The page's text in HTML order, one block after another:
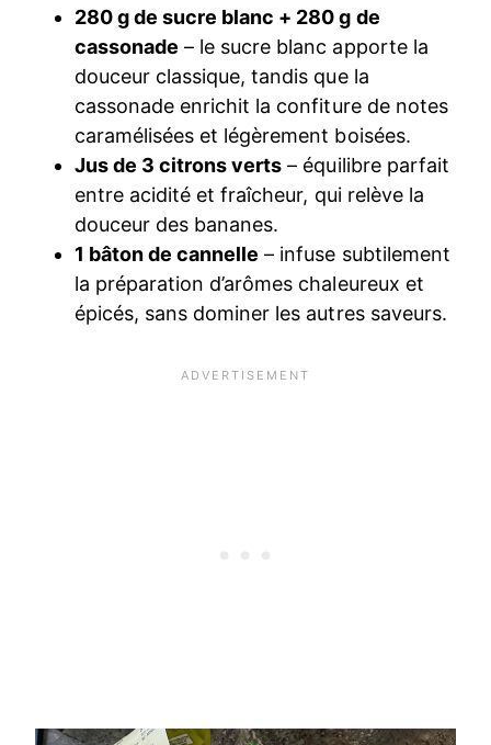
280 g de sucre blanc + 280 g de
cassonade – le sucre blanc apporte la
douceur classique, tandis que la
cassonade enrichit la confiture de notes
caramélisées et légèrement boisées.
Jus de 3 citrons verts – équilibre parfait
entre acidité et fraîcheur, qui relève la
douceur des bananes.
1 bâton de cannelle – infuse subtilement
la préparation d’arômes chaleureux et
épicés, sans dominer les autres saveurs.